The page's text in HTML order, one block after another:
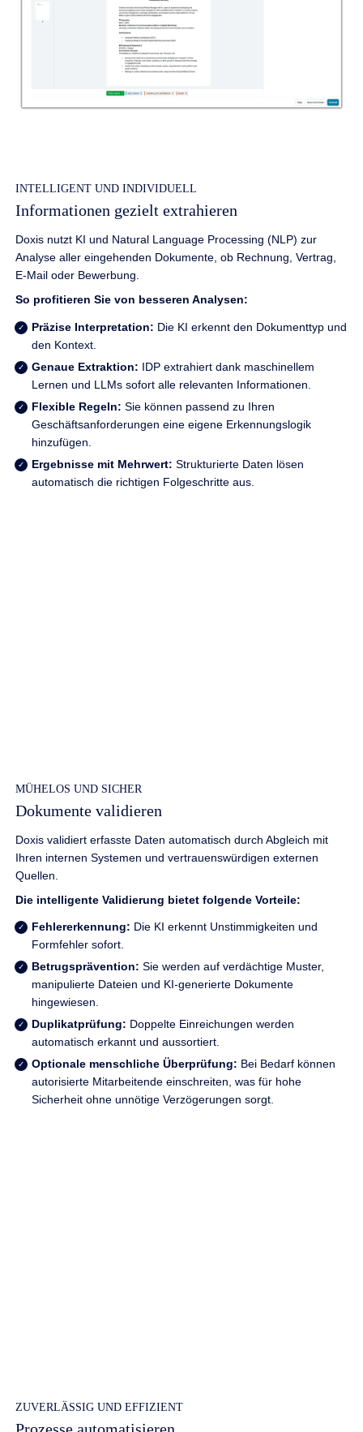
INTELLIGENT UND INDIVIDUELL
Informationen gezielt extrahieren
Doxis nutzt KI und Natural Language Processing (NLP) zur
Analyse aller eingehenden Dokumente, ob Rechnung, Vertrag,
E-Mail oder Bewerbung.
So profitieren Sie von besseren Analysen:
Präzise Interpretation: Die KI erkennt den Dokumenttyp und
den Kontext.
Genaue Extraktion: IDP extrahiert dank maschinellem
Lernen und LLMs sofort alle relevanten Informationen.
Flexible Regeln: Sie können passend zu Ihren
Geschäftsanforderungen eine eigene Erkennungslogik
hinzufügen.
Ergebnisse mit Mehrwert: Strukturierte Daten lösen
automatisch die richtigen Folgeschritte aus.
MÜHELOS UND SICHER
Dokumente validieren
Doxis validiert erfasste Daten automatisch durch Abgleich mit
Ihren internen Systemen und vertrauenswürdigen externen
Quellen.
Die intelligente Validierung bietet folgende Vorteile:
Fehlererkennung: Die KI erkennt Unstimmigkeiten und
Formfehler sofort.
Betrugsprävention: Sie werden auf verdächtige Muster,
manipulierte Dateien und KI-generierte Dokumente
hingewiesen.
Duplikatprüfung: Doppelte Einreichungen werden
automatisch erkannt und aussortiert.
Optionale menschliche Überprüfung: Bei Bedarf können
autorisierte Mitarbeitende einschreiten, was für hohe
Sicherheit ohne unnötige Verzögerungen sorgt.
ZUVERLÄSSIG UND EFFIZIENT